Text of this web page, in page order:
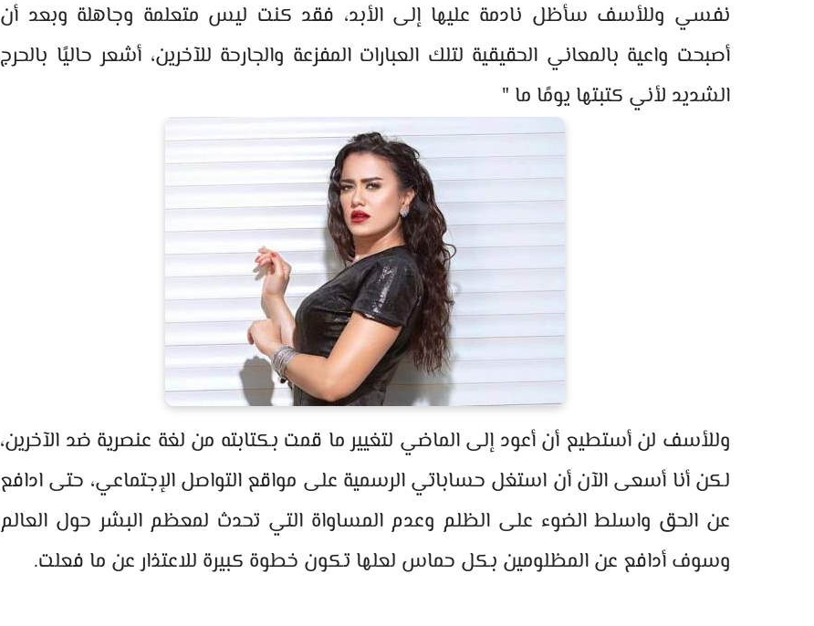
نفسي وللأسف سأظل نادمة عليها إلى الأبد، فقد كنت ليس متعلمة وجاهلة وبعد أن
أصبحت واعية بالمعاني الحقيقية لتلك العبارات المفزعة والجارحة للآخرين، أشعر حاليًا بالحرج
الشديد لأني كتبتها يومًا ما "
وللأسف لن أستطيع أن أعود إلى الماضي لتغيير ما قمت بكتابته من لغة عنصرية ضد الآخرين،
لكن أنا أسعى الآن أن استغل حساباتي الرسمية على مواقع التواصل الإجتماعي، حتى ادافع
عن الحق واسلط الضوء على الظلم وعدم المساواة التي تحدث لمعظم البشر حول العالم
وسوف أدافع عن المظلومين بكل حماس لعلها تكون خطوة كبيرة للاعتذار عن ما فعلت.